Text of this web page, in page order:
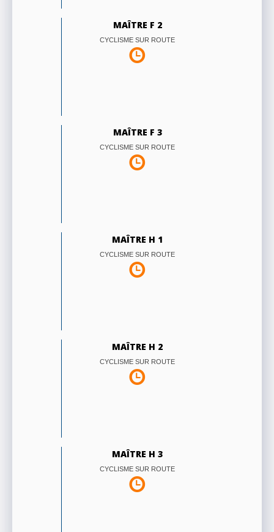
MAÎTRE F 2
CYCLISME SUR ROUTE
MAÎTRE F 3
CYCLISME SUR ROUTE
MAÎTRE H 1
CYCLISME SUR ROUTE
MAÎTRE H 2
CYCLISME SUR ROUTE
MAÎTRE H 3
CYCLISME SUR ROUTE